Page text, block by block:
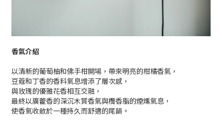
香氣介紹
以清新的葡萄柚和佛手柑開場，帶來明亮的柑橘香氣，
豆蔻和丁香的香料氣息增添了層次感，
與玫瑰的優雅花香相互交融，
最終以廣藿香的深沉木質香氣與欖香脂的煙燻氣息，
使香氣收斂於一種持久而舒適的尾韻。